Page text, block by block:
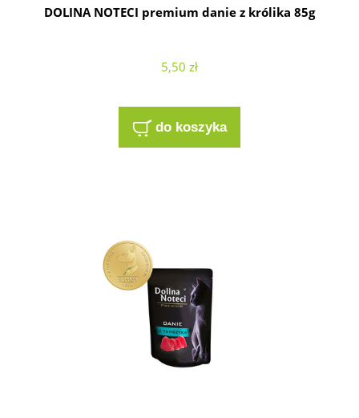
DOLINA NOTECI premium danie z królika 85g
5,50 zł
do koszyka